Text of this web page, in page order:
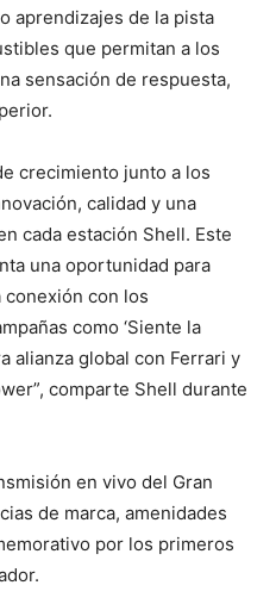
aprendizajes de la pista
que permitan a los
sensación de respuesta,
crecimiento junto a los
calidad y una
cada estación Shell. Este
una oportunidad para
con los
como ‘Siente la
alianza global con Ferrari y
comparte Shell durante
en vivo del Gran
de marca, amenidades
por los primeros